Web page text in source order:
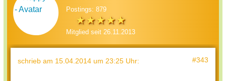
Postings: 879
Mitglied seit 26.11.2013
schrieb am 15.04.2014 um 23:25 Uhr: #343